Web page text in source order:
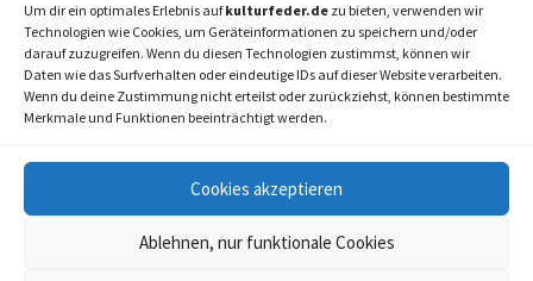
Um dir ein optimales Erlebnis aufkulturfeder.de zu bieten, verwenden wir
Technologien wie Cookies, um Geräteinformationen zu speichern und/oder
darauf zuzugreifen. Wenn du diesen Technologien zustimmst, können wir
Daten wie das Surfverhalten oder eindeutige IDs auf dieser Website verarbeiten.
Wenn du deine Zustimmung nicht erteilst oder zurückziehst, können bestimmte
Merkmale und Funktionen beeinträchtigt werden.
Cookies akzeptieren
Ablehnen, nur funktionale Cookies